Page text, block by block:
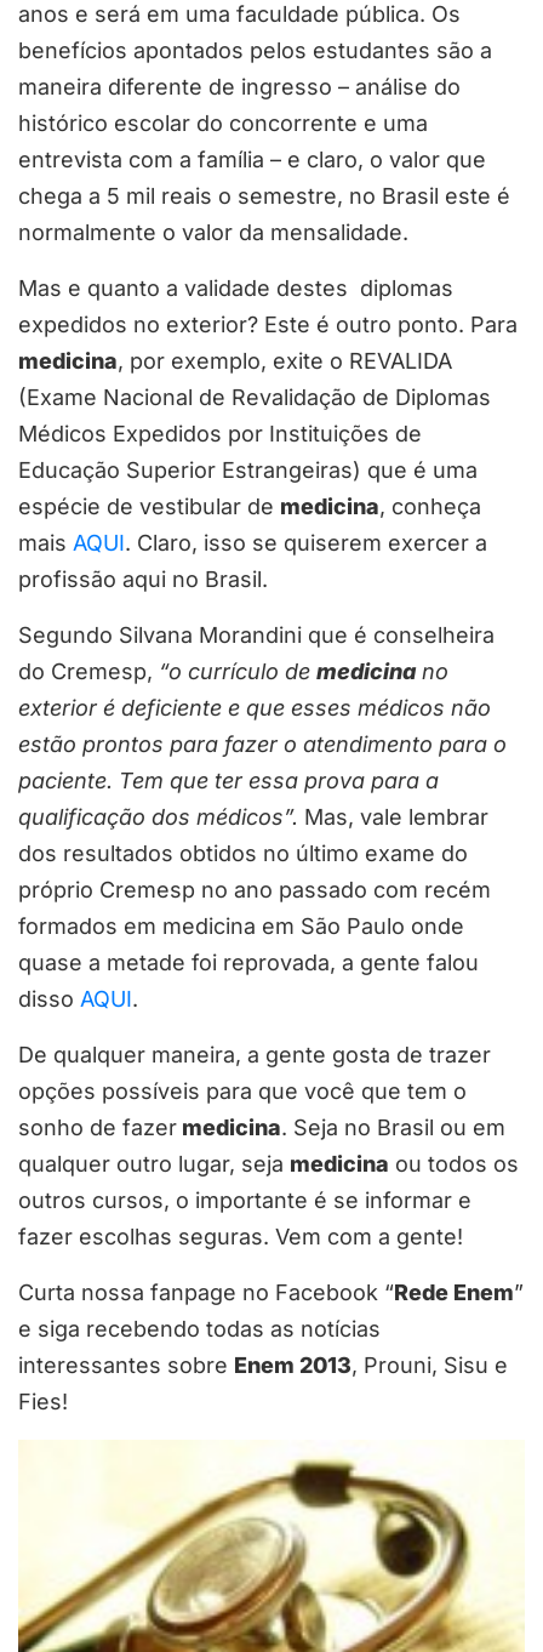
anos e será em uma faculdade pública. Os
benefícios apontados pelos estudantes são a
maneira diferente de ingresso – análise do
histórico escolar do concorrente e uma
entrevista com a família – e claro, o valor que
chega a 5 mil reais o semestre, no Brasil este é
normalmente o valor da mensalidade.
Mas e quanto a validade destes diplomas
expedidos no exterior? Este é outro ponto. Para
medicina, por exemplo, exite o REVALIDA
(Exame Nacional de Revalidação de Diplomas
Médicos Expedidos por Instituições de
Educação Superior Estrangeiras) que é uma
espécie de vestibular de medicina, conheça
mais AQUI. Claro, isso se quiserem exercer a
profissão aqui no Brasil.
Segundo Silvana Morandini que é conselheira
do Cremesp, “o currículo de medicinano
exterior é deficiente e que esses médicos não
estão prontos para fazer o atendimento para o
paciente. Tem que ter essa prova para a
qualificação dos médicos”. Mas, vale lembrar
dos resultados obtidos no último exame do
próprio Cremesp no ano passado com recém
formados em medicina em São Paulo onde
quase a metade foi reprovada, a gente falou
disso AQUI.
De qualquer maneira, a gente gosta de trazer
opções possíveis para que você que tem o
sonho de fazer medicina. Seja no Brasil ou em
qualquer outro lugar, seja medicina ou todos os
outros cursos, o importante é se informar e
fazer escolhas seguras. Vem com a gente!
Curta nossa fanpage no Facebook “Rede Enem”
e siga recebendo todas as notícias
interessantes sobre Enem 2013, Prouni, Sisu e
Fies!